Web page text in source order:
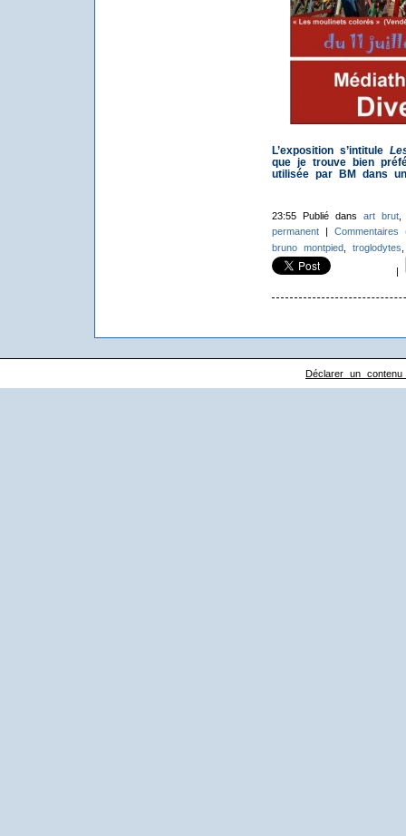
L’exposition s’intitule
que je trouve bien
utilisée par BM dans
23:55 Publié dans art brut
permanent| Commentaires
bruno montpied, troglodytes
|
Déclarer un contenu